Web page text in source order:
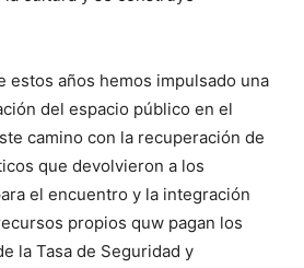
estos años hemos impulsado una
del espacio público en el
camino con la recuperación de
que devolvieron a los
el encuentro y la integración
propios quw pagan los
la Tasa de Seguridad y